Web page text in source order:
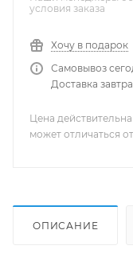
условия заказа
Хочу в подарок
Самовывоз
Доставка
Цена
может отличаться
ОПИСАНИЕ